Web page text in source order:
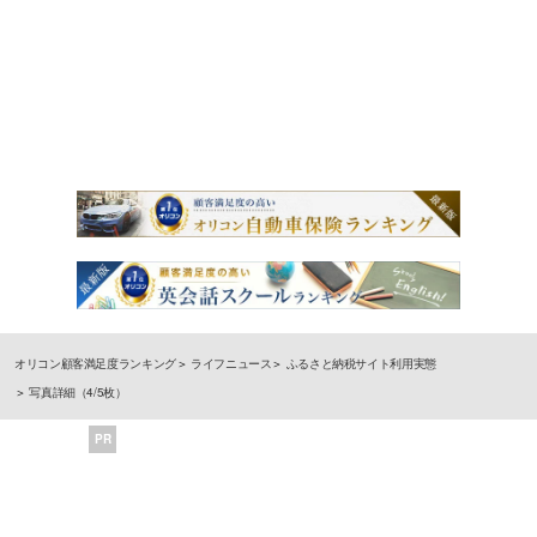
オリコン顧客満足度ランキング ライフニュース
ふるさと納税サイト利用実態
写真詳細（4/5枚）
PR